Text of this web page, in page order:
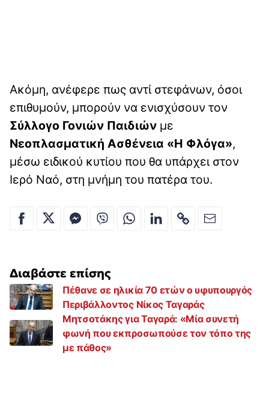
Ακόμη, ανέφερε πως αντί στεφάνων, όσοι
επιθυμούν, μπορούν να ενισχύσουν τον
Σύλλογο Γονιών Παιδιών με
Νεοπλασματική Ασθένεια «Η Φλόγα»,
μέσω ειδικού κυτίου που θα υπάρχει στον
Ιερό Ναό, στη μνήμη του πατέρα του.
Διαβάστε επίσης
Πέθανε σε ηλικία 70 ετών ο υφυπουργός
Περιβάλλοντος Νίκος Ταγαράς
Μητσοτάκης για Ταγαρά: «Μία συνετή
φωνή που εκπροσωπούσε τον τόπο της
με πάθος»